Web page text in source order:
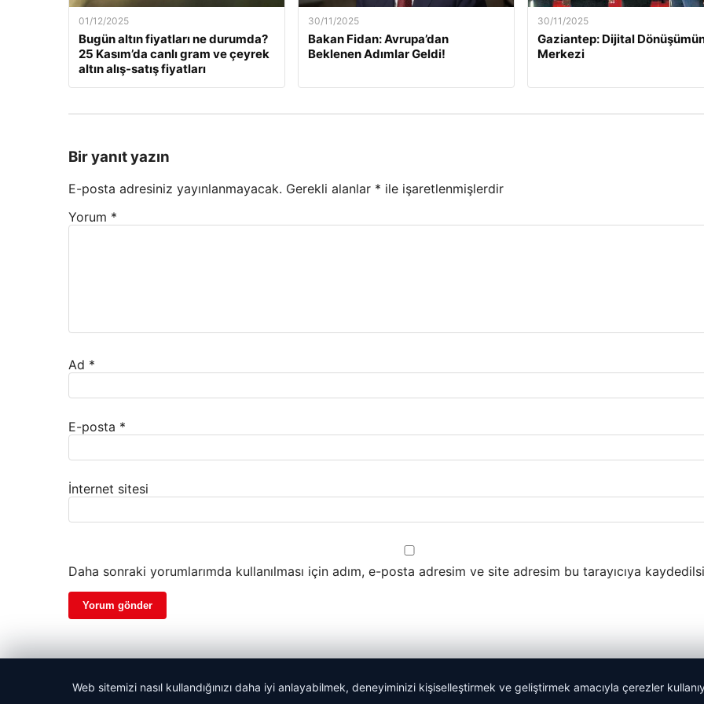
01/12/2025
Bugün altın fiyatları ne durumda?
25 Kasım’da canlı gram ve çeyrek
altın alış-satış fiyatları
30/11/2025
Bakan Fidan: Avrupa’dan
Beklenen Adımlar Geldi!
30/11/2025
Gaziantep: Dijital
Merkezi
Bir yanıt yazın
E-posta adresiniz yayınlanmayacak. Gerekli alanlar * ile işaretlenmişlerdir
Yorum *
Ad *
E-posta *
İnternet sitesi
Daha sonraki yorumlarımda kullanılması için adım, e-posta adresim ve site adresim bu tarayıcıya
© 2026 Mutlu Haber Ajansı
Web sitemizi nasıl kullandığınızı daha iyi anlayabilmek, deneyiminizi kişiselleştirmek ve geliştirmek amacıyla çerezler